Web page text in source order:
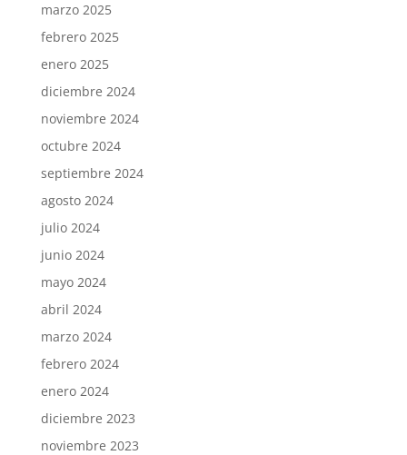
marzo 2025
febrero 2025
enero 2025
diciembre 2024
noviembre 2024
octubre 2024
septiembre 2024
agosto 2024
julio 2024
junio 2024
mayo 2024
abril 2024
marzo 2024
febrero 2024
enero 2024
diciembre 2023
noviembre 2023